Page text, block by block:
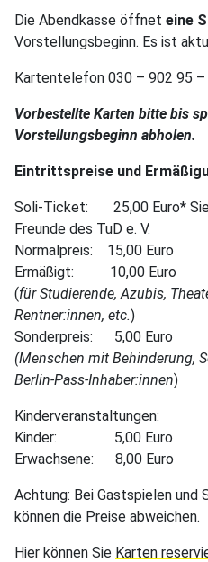
Die Abendkasse öffnet eine
Vorstellungsbeginn. Es ist
Kartentelefon 030 – 902 95
Vorbestellte Karten bitte bis
Vorstellungsbeginn abholen.
Eintrittspreise und
Soli-Ticket: 25,00 Euro* Sie
Freunde des TuD e. V.
Normalpreis: 15,00 Euro
Ermäßigt: 10,00 Euro
(für Studierende, Azubis,
Rentner:innen, etc.)
Sonderpreis: 5,00 Euro
(Menschen mit Behinderung,
Berlin-Pass-Inhaber:innen)
Kinderveranstaltungen:
Kinder: 5,00 Euro
Erwachsene: 8,00 Euro
Achtung: Bei Gastspielen und
können die Preise abweichen.
Hier können Sie Karten